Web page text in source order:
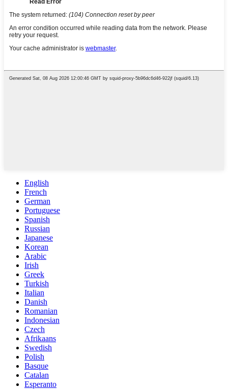
English
French
German
Portuguese
Spanish
Russian
Japanese
Korean
Arabic
Irish
Greek
Turkish
Italian
Danish
Romanian
Indonesian
Czech
Afrikaans
Swedish
Polish
Basque
Catalan
Esperanto